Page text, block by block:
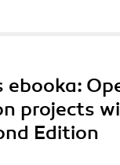
ebooka:
projects
Edition